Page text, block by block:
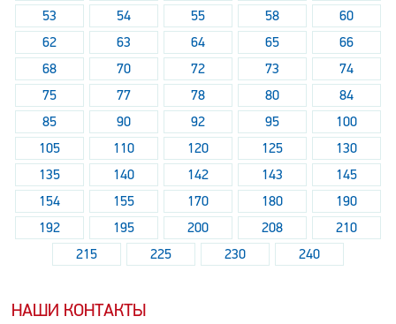
53
54 55 58
60
62
63 64 65
66
68
70 72 73
74
75
77 78 80
84
85
90 92 95
100
105
110 120 125
130
135
140 142 143
145
154
155 170 180
190
192
195 200 208
210
215
225 230 240
НАШИ КОНТАКТЫ